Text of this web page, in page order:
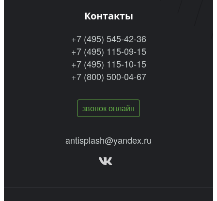
Контакты
+7 (495) 545-42-36
+7 (495) 115-09-15
+7 (495) 115-10-15
+7 (800) 500-04-67
звонок онлайн
antisplash@yandex.ru